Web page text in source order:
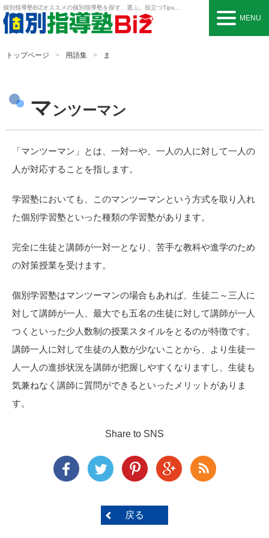
個別指導塾BIZオススメの個別指導塾を探す、選ぶ。役立つTipsも。
MENU
トップページ 用語集 ま
マンツーマン
「マンツーマン」とは、一対一や、一人の人に対して一人の
人が対応することを指します。
学習塾においても、このマンツーマンという方式を取り入れ
た個別学習塾といった種類の学習塾があります。
完全に生徒と講師が一対一となり、苦手な教科や進学のため
の対策授業を受けます。
個別学習塾はマンツーマンの場合もあれば、生徒二～三人に
対して講師が一人、最大でも五名の生徒に対して講師が一人
つくといった少人数制の授業スタイルをとるのが特徴です。
講師一人に対して生徒の人数が少ないことから、より生徒一
人一人の進捗状況を講師が把握しやすくなりますし、生徒も
気兼ねなく講師に質問ができるといったメリットがありま
す。
Share to SNS
戻る